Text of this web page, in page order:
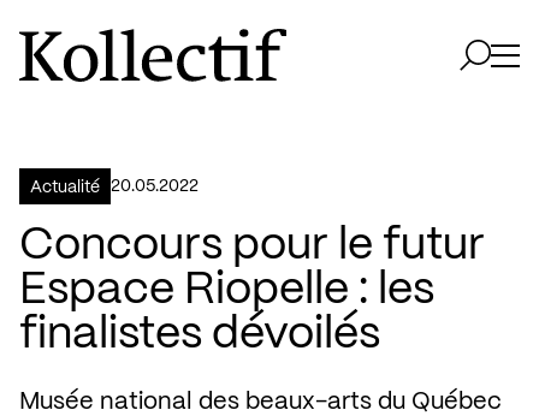
Aller à la page d'accueil
Logo Kollectif
Actualité 20.05.2022
Concours pour le futur
Espace Riopelle : les
finalistes dévoilés
Musée national des beaux-arts du Québec